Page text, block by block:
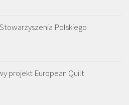
Polskiego
projekt European Quilt